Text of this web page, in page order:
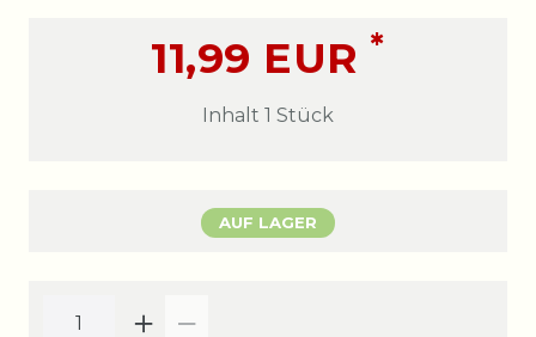
11,99 EUR*
Inhalt 1 Stück
AUF LAGER